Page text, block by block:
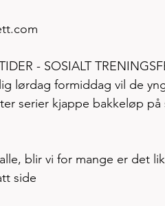
- SOSIALT
lørdag formiddag vil de
serier kjappe bakkeløp
blir vi for mange er det
side